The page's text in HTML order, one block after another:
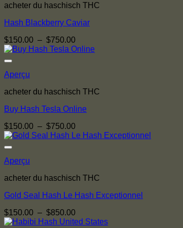
acheter du haschisch THC
Hash Blackberry Caviar
$150.00 – $750.00
de
Aperçu
acheter du haschisch THC
Buy Hash Tesla Online
$150.00 – $750.00
de
Aperçu
acheter du haschisch THC
Gold Seal Hash Le Hash Exceptionnel
$150.00 – $850.00
de